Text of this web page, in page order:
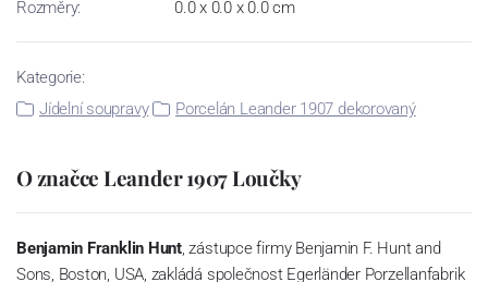
Rozměry:
0.0 x 0.0 x 0.0 cm
Kategorie:
Jídelní soupravy
Porcelán Leander 1907 dekorovaný
O značce Leander 1907 Loučky
Benjamin Franklin Hunt, zástupce firmy Benjamin F. Hunt and
Sons, Boston, USA, zakládá společnost Egerländer Porzellanfabrik